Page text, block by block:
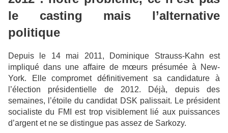
le casting mais l’alternative
politique
Depuis le 14 mai 2011, Dominique Strauss-Kahn est
impliqué dans une affaire de mœurs présumée à New-
York. Elle compromet définitivement sa candidature à
l’élection présidentielle de 2012. Déjà, depuis des
semaines, l’étoile du candidat DSK palissait. Le président
socialiste du FMI est trop visiblement lié aux puissances
d’argent et ne se distingue pas assez de Sarkozy.